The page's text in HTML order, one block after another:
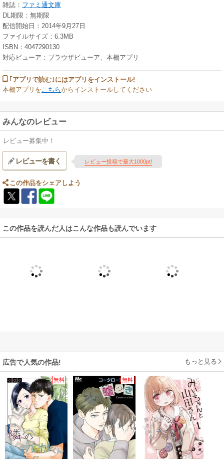
雑誌： ファミ通文庫
DL期限：無期限
配信開始日：2014年9月27日
ファイルサイズ：6.3MB
ISBN：4047290130
対応ビューア：ブラウザビューア、本棚アプリ
｢アプリで読む｣にはアプリをインストール!
本棚アプリを こちらからインストールしてください
みんなのレビュー
レビュー募集中！
レビューを書く レビュー投稿で最大1000pt!
この作品をシェアしよう
この作品を読んだ人はこんな作品も読んでいます
広告で人気の作品! もっと見る
無料 無料